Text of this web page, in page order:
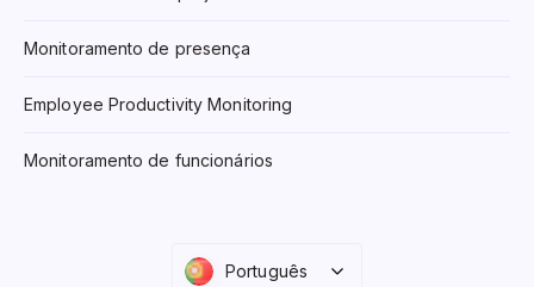
Monitoramento de presença
Employee Productivity Monitoring
Monitoramento de funcionários
Português